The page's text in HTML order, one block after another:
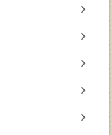
chevron_right
chevron_right
chevron_right
chevron_right
chevron_right